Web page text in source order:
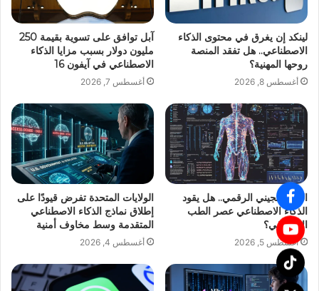
لينكد إن يغرق في محتوى الذكاء
الاصطناعي.. هل تفقد المنصة
روحها المهنية؟
أغسطس 8, 2026
آبل توافق على تسوية بقيمة 250
مليون دولار بسبب مزايا الذكاء
الاصطناعي في آيفون 16
أغسطس 7, 2026
التوأم الجيني الرقمي.. هل يقود
الذكاء الاصطناعي عصر الطب
الاستباقي؟
أغسطس 5, 2026
الولايات المتحدة تفرض قيودًا على
إطلاق نماذج الذكاء الاصطناعي
المتقدمة وسط مخاوف أمنية
أغسطس 4, 2026